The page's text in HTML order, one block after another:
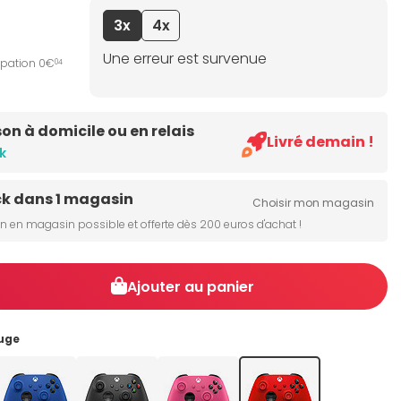
0€04
3x
4x
Une erreur est survenue
à domicile ou en relais
Livré demain !
dans 1 magasin
Choisir mon magasin
en magasin possible et offerte dès 200 euros d'achat !
Ajouter au panier